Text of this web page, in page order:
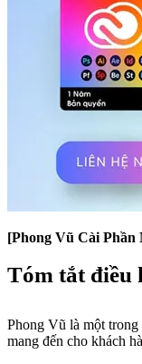
[Phong Vũ Cài
Tóm tắt điều
Phong Vũ là một
mang đến cho khách